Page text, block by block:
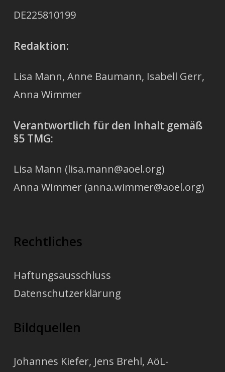
DE225810199
Redaktion:
Lisa Mann, Anne Baumann, Isabell Gerr,
Anna Wimmer
Verantwortlich für den Inhalt gemäß
§5 TMG:
Lisa Mann (lisa.mann@aoel.org)
Anna Wimmer (anna.wimmer@aoel.org)
Rechtliches
Haftungsausschluss
Datenschutzerklärung
Bildquellen
Johannes Kiefer, Jens Brehl, AöL-